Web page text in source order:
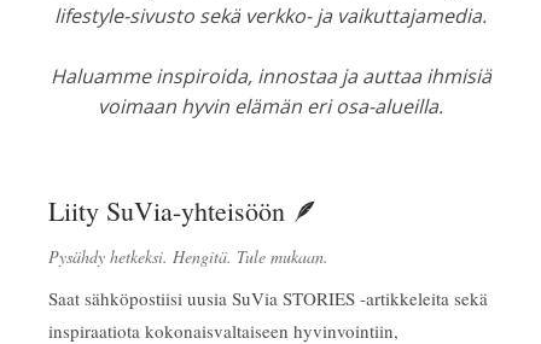
lifestyle-sivusto sekä verkko- ja vaikuttajamedia.
Haluamme inspiroida, innostaa ja auttaa ihmisiä
voimaan hyvin elämän eri osa-alueilla.
Liity SuVia-yhteisöön 🪶
Pysähdy hetkeksi. Hengitä. Tule mukaan.
Saat sähköpostiisi uusia SuVia STORIES -artikkeleita sekä
inspiraatiota kokonaisvaltaiseen hyvinvointiin,